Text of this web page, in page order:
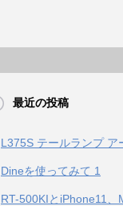
最近の投稿
L375S テールランプ ア
Dineを使ってみて 1
RT-500KIとiPhone11、